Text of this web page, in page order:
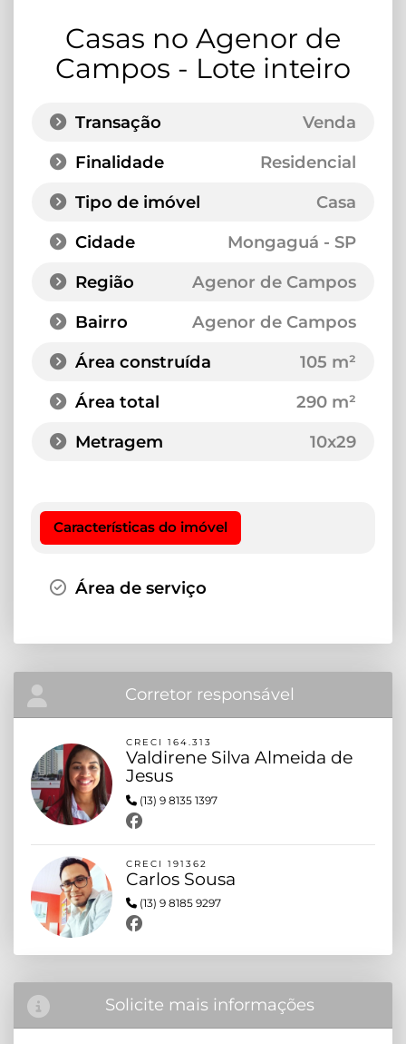
Casas no Agenor de
Campos - Lote inteiro
Transação
Venda
Finalidade
Residencial
Tipo de imóvel
Casa
Cidade
Mongaguá - SP
Região
Agenor de Campos
Bairro
Agenor de Campos
Área construída
105 m²
Área total
290 m²
Metragem
10x29
Características do imóvel
Área de serviço
Corretor responsável
CRECI 164.313
Valdirene Silva Almeida de
Jesus
(13) 9 8135 1397
CRECI 191362
Carlos Sousa
(13) 9 8185 9297
Solicite mais informações